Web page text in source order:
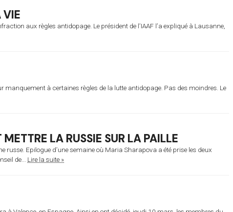
VIE
aux règles antidopage. Le président de l’IAAF l’a expliqué à Lausanne,
manquement à certaines règles de la lutte antidopage. Pas des moindres. Le
LA RUSSIE SUR LA PAILLE
russe. Epilogue d’une semaine où Maria Sharapova a été prise les deux
de... Lire la suite »